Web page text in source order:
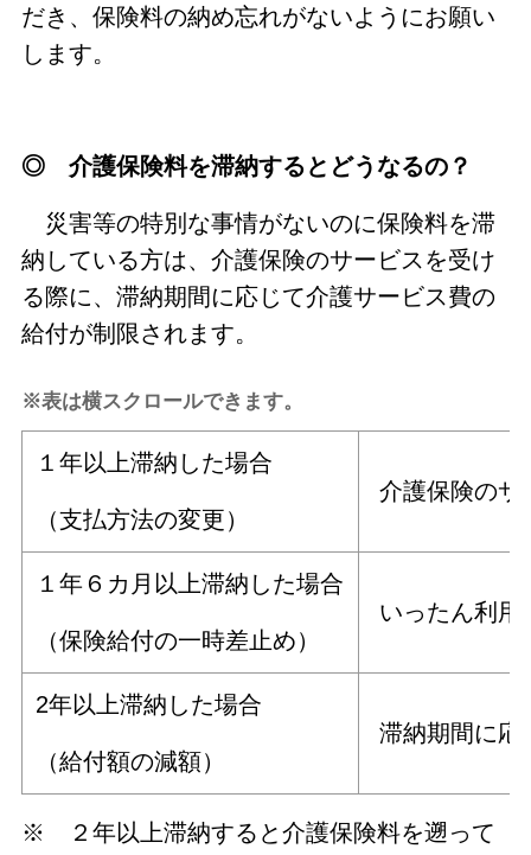
だき、保険料の納め忘れがないようにお願い
します。
◎ 介護保険料を滞納するとどうなるの？
災害等の特別な事情がないのに保険料を滞
納している方は、介護保険のサービスを受け
る際に、滞納期間に応じて介護サービス費の
給付が制限されます。
※表は横スクロールできます。
１年以上滞納した場合
（支払方法の変更）
介護保険のサ
１年６カ月以上滞納した場合
（保険給付の一時差止め）
いったん利用
2年以上滞納した場合
（給付額の減額）
滞納期間に応
※ ２年以上滞納すると介護保険料を遡って